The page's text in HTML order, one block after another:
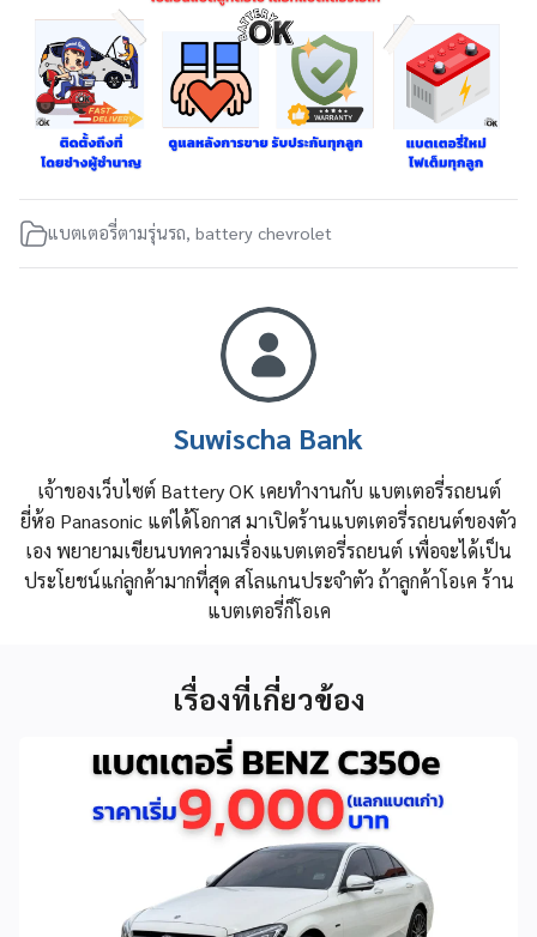
แบตเตอรี่ตามรุ่นรถ, battery chevrolet
Suwischa Bank
เจ้าของเว็บไซต์ Battery OK เคยทำงานกับ แบตเตอรี่รถยนต์
ยี่ห้อ Panasonic แต่ได้โอกาส มาเปิดร้านแบตเตอรี่รถยนต์ของตัว
เอง พยายามเขียนบทความเรื่องแบตเตอรี่รถยนต์ เพื่อจะได้เป็น
ประโยชน์แก่ลูกค้ามากที่สุด สโลแกนประจำตัว ถ้าลูกค้าโอเค ร้าน
แบตเตอรี่ก็โอเค
เรื่องที่เกี่ยวข้อง